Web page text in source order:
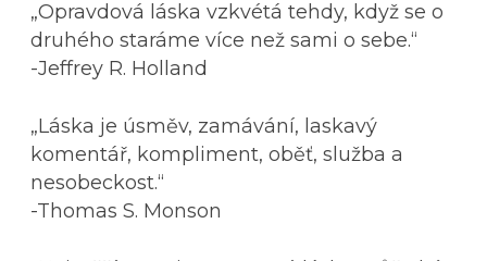
„Opravdová láska vzkvétá tehdy, když se o
druhého staráme více než sami o sebe.“
-Jeffrey R. Holland
„Láska je úsměv, zamávání, laskavý
komentář, kompliment, oběť, služba a
nesobeckost.“
-Thomas S. Monson